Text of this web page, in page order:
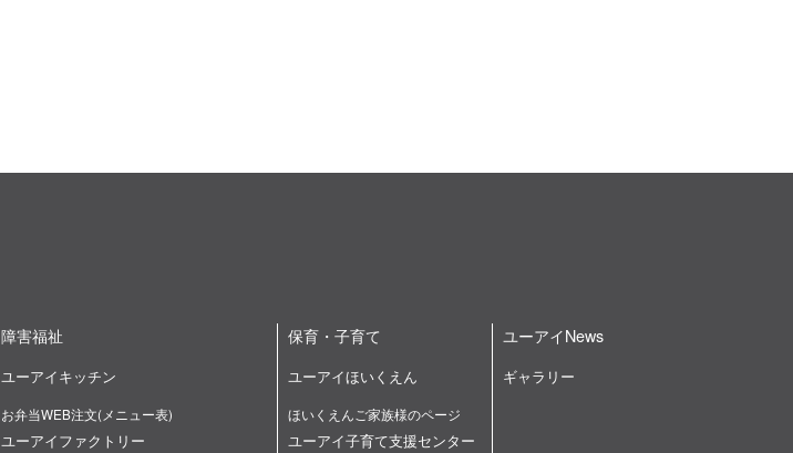
障害福祉
ユーアイキッチン
お弁当WEB注文(メニュー表)
ユーアイファクトリー
保育・子育て
ユーアイほいくえん
ほいくえんご家族様のページ
ユーアイ子育て支援センター
ユーアイNews
ギャラリー